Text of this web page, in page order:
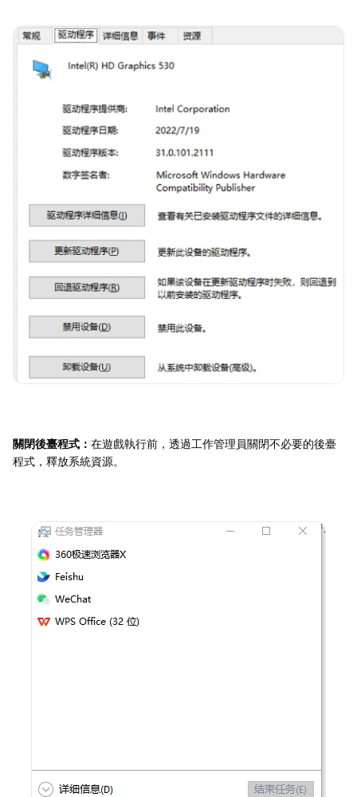
關閉後臺程式： 在遊戲執行前，透過工作管理員關閉不必要的後臺
程式，釋放系統資源。